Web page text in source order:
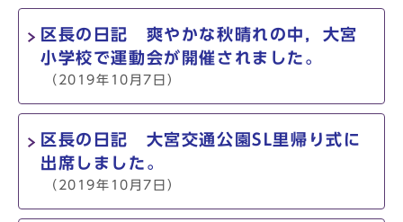
区長の日記 爽やかな秋晴れの中，大宮
小学校で運動会が開催されました。
（2019年10月7日）
区長の日記 大宮交通公園SL里帰り式に
出席しました。
（2019年10月7日）